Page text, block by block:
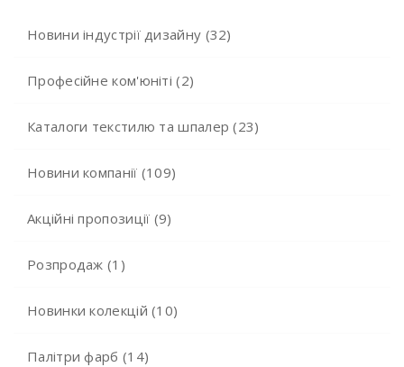
Новини індустрії дизайну (32)
Професійне ком'юніті (2)
Каталоги текстилю та шпалер (23)
Новини компанії (109)
Акційні пропозиції (9)
Розпродаж (1)
Новинки колекцій (10)
Палітри фарб (14)